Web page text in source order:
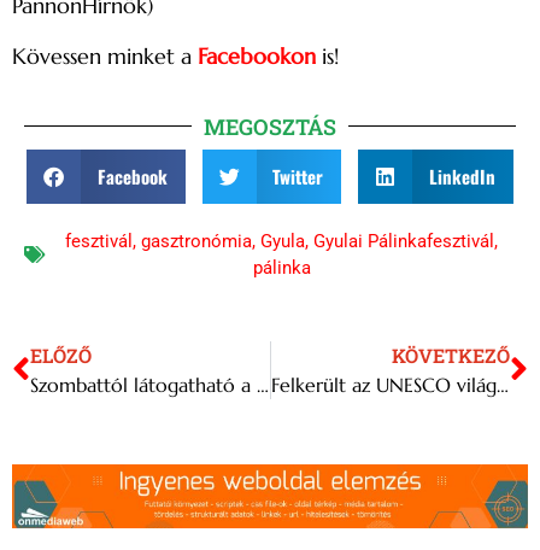
PannonHírnök)
Kövessen minket a Facebookon is!
MEGOSZTÁS
Facebook Twitter LinkedIn
fesztivál , gasztronómia, Gyula, Gyulai Pálinkafesztivál ,
pálinka
ELŐZŐ
Szombattól látogatható a magyar pavilon a Velencei Építészeti Biennálén
KÖVETKEZŐ
Felkerült az UNESCO világemlékezet-listájára a gyulafehérvári Arany Kódex